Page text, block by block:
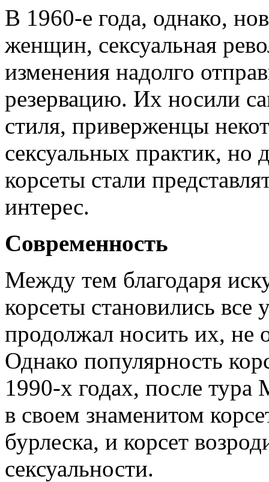
В 1960-е года, однако,
женщин, сексуальная
изменения надолго
резервацию. Их носили
стиля, приверженцы
сексуальных практик,
корсеты стали
интерес.
Современность
Между тем благодаря
корсеты становились все
продолжал носить их, не
Однако популярность
1990-х годах, после
в своем знаменитом
бурлеска, и корсет
сексуальности.